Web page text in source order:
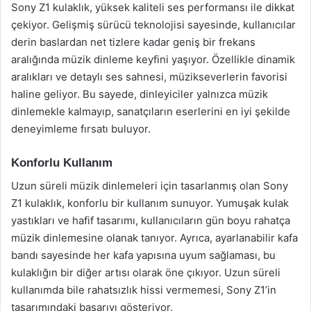
Sony Z1 kulaklık, yüksek kaliteli ses performansı ile dikkat
çekiyor. Gelişmiş sürücü teknolojisi sayesinde, kullanıcılar
derin baslardan net tizlere kadar geniş bir frekans
aralığında müzik dinleme keyfini yaşıyor. Özellikle dinamik
aralıkları ve detaylı ses sahnesi, müzikseverlerin favorisi
haline geliyor. Bu sayede, dinleyiciler yalnızca müzik
dinlemekle kalmayıp, sanatçıların eserlerini en iyi şekilde
deneyimleme fırsatı buluyor.
Konforlu Kullanım
Uzun süreli müzik dinlemeleri için tasarlanmış olan Sony
Z1 kulaklık, konforlu bir kullanım sunuyor. Yumuşak kulak
yastıkları ve hafif tasarımı, kullanıcıların gün boyu rahatça
müzik dinlemesine olanak tanıyor. Ayrıca, ayarlanabilir kafa
bandı sayesinde her kafa yapısına uyum sağlaması, bu
kulaklığın bir diğer artısı olarak öne çıkıyor. Uzun süreli
kullanımda bile rahatsızlık hissi vermemesi, Sony Z1’in
tasarımındaki başarıyı gösteriyor.